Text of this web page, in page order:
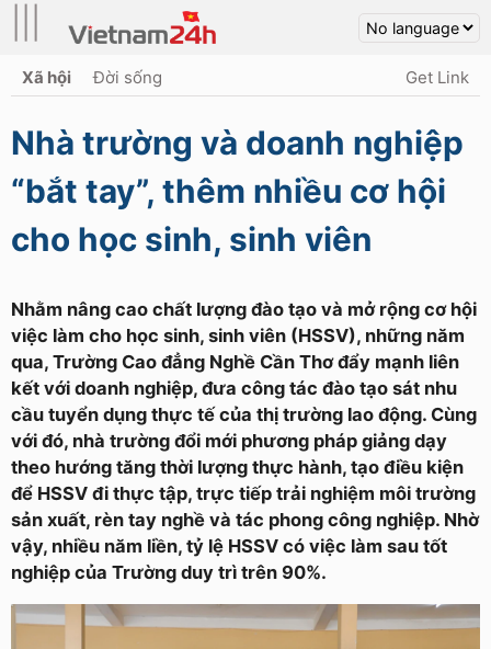
Xã hội Đời sống Get Link
Nhà trường và doanh nghiệp
“bắt tay”, thêm nhiều cơ hội
cho học sinh, sinh viên
Nhằm nâng cao chất lượng đào tạo và mở rộng cơ hội
việc làm cho học sinh, sinh viên (HSSV), những năm
qua, Trường Cao đẳng Nghề Cần Thơ đẩy mạnh liên
kết với doanh nghiệp, đưa công tác đào tạo sát nhu
cầu tuyển dụng thực tế của thị trường lao động. Cùng
với đó, nhà trường đổi mới phương pháp giảng dạy
theo hướng tăng thời lượng thực hành, tạo điều kiện
để HSSV đi thực tập, trực tiếp trải nghiệm môi trường
sản xuất, rèn tay nghề và tác phong công nghiệp. Nhờ
vậy, nhiều năm liền, tỷ lệ HSSV có việc làm sau tốt
nghiệp của Trường duy trì trên 90%.